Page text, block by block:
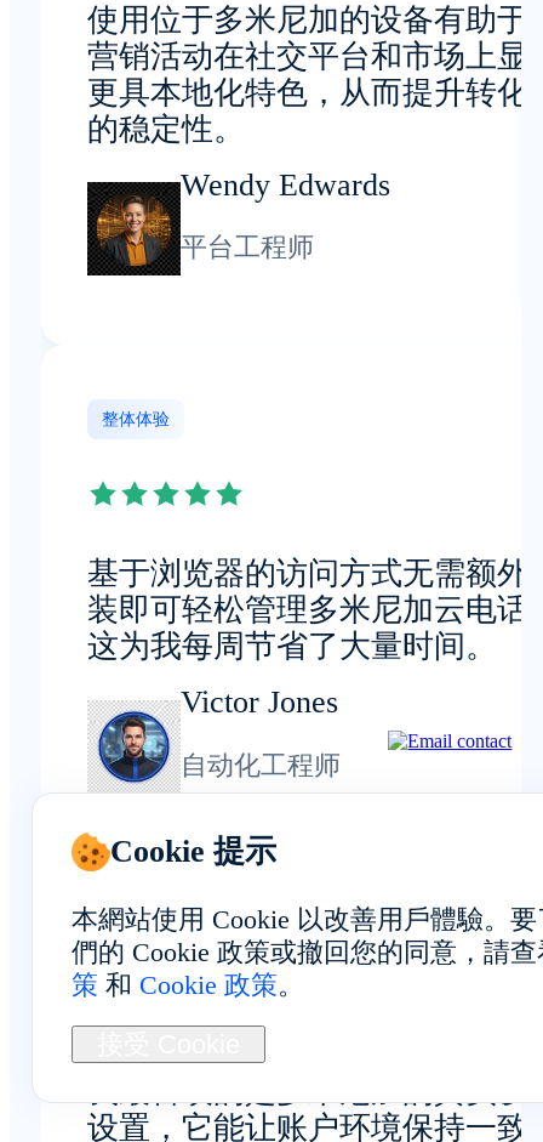
使用位于多米尼加的设备有助于
营销活动在社交平台和市场上显
更具本地化特色，从而提升转化
的稳定性。
Wendy Edwards
平台工程师
整体体验
基于浏览器的访问方式无需额外
装即可轻松管理多米尼加云电话
这为我每周节省了大量时间。
Victor Jones
自动化工程师
隐私与安全
设置，它能让账户环境保持一致
Cookie 提示
本網站使用 Cookie 以改善用戶體驗。
們的 Cookie 政策或撤回您的同意，請
策 和 Cookie 政策。